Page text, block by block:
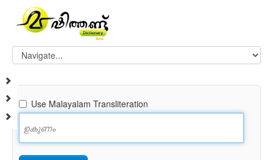
Use Malayalam Transliteration